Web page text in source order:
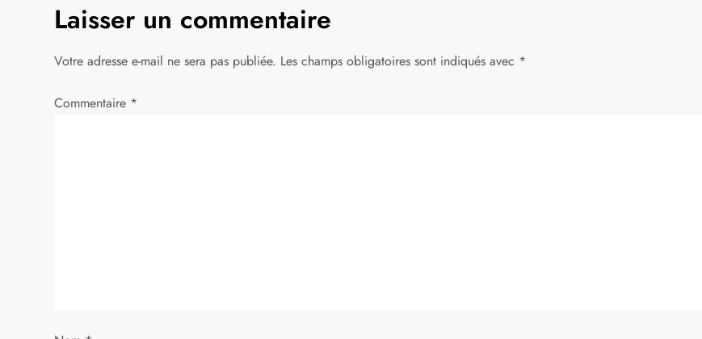
a
r
t
Laisser un commentaire
Votre adresse e-mail ne sera pas publiée. Les champs obligatoires sont indiqués avec *
Commentaire *